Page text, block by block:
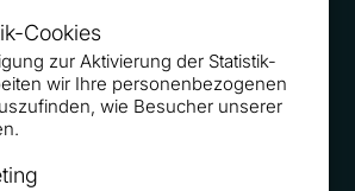
Cookies
zur Aktivierung der Statistik-
wir Ihre personenbezogenen
wie Besucher unserer
- Rankel: So überzeugen Sie mit
digitalen Auftritt